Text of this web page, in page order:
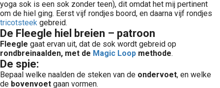
yoga sok is een sok zonder teen), dit omdat het mij pertinent
om de hiel ging. Eerst vijf rondjes boord, en daarna vijf rondjes
tricotsteek gebreid.
De Fleegle hiel breien – patroon
Fleegle gaat ervan uit, dat de sok wordt gebreid op
rondbreinaalden, met de Magic Loop methode.
De spie:
Bepaal welke naalden de steken van de ondervoet, en welke
de bovenvoet gaan vormen.